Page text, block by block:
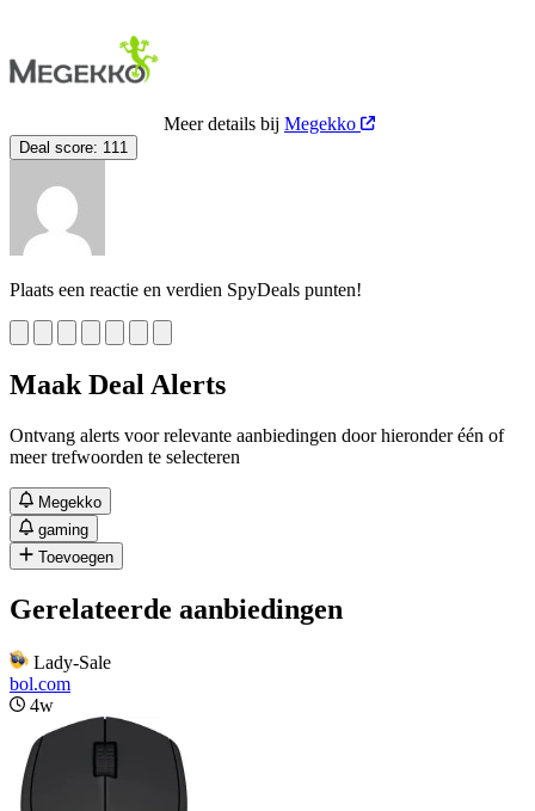
Meer details bij Megekko
Deal score: 111
Plaats een reactie en verdien SpyDeals punten!
Maak Deal Alerts
Ontvang alerts voor relevante aanbiedingen door hieronder één of
meer trefwoorden te selecteren
Megekko
gaming
Toevoegen
Gerelateerde aanbiedingen
Lady-Sale
bol.com
4w